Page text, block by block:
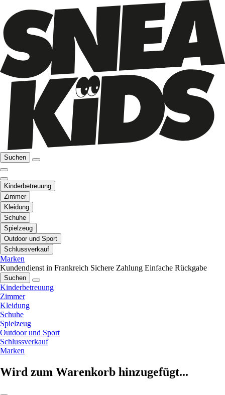
Suchen
Kinderbetreuung
Zimmer
Kleidung
Schuhe
Spielzeug
Outdoor und Sport
Schlussverkauf
Marken
Kundendienst in Frankreich Sichere Zahlung Einfache Rückgabe
Suchen
Kinderbetreuung
Zimmer
Kleidung
Schuhe
Spielzeug
Outdoor und Sport
Schlussverkauf
Marken
Wird zum Warenkorb hinzugefügt...